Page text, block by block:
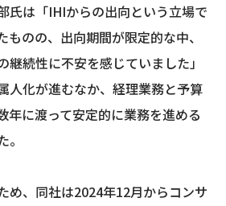
氏は「IHIからの出向という立場で
のの、出向期間が限定的な中、
継続性に不安を感じていました」
人化が進むなか、経理業務と予算
年に渡って安定的に業務を進める
め、同社は2024年12月からコンサ